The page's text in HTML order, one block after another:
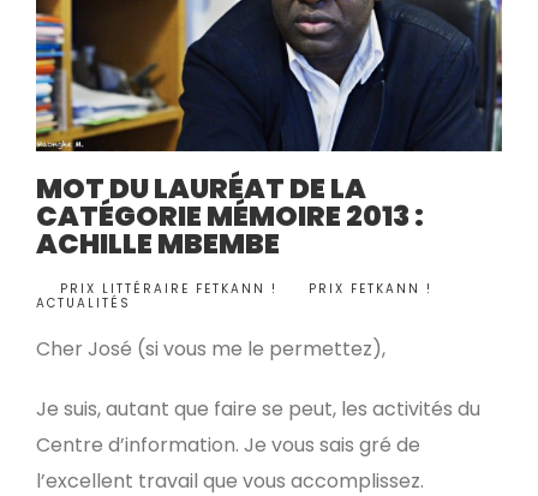
MOT DU LAURÉAT DE LA
CATÉGORIE MÉMOIRE 2013 :
ACHILLE MBEMBE
PRIX LITTÉRAIRE FETKANN ! PRIX FETKANN !
ACTUALITÉS
Cher José (si vous me le permettez),
Je suis, autant que faire se peut, les activités du
Centre d’information. Je vous sais gré de
l’excellent travail que vous accomplissez.